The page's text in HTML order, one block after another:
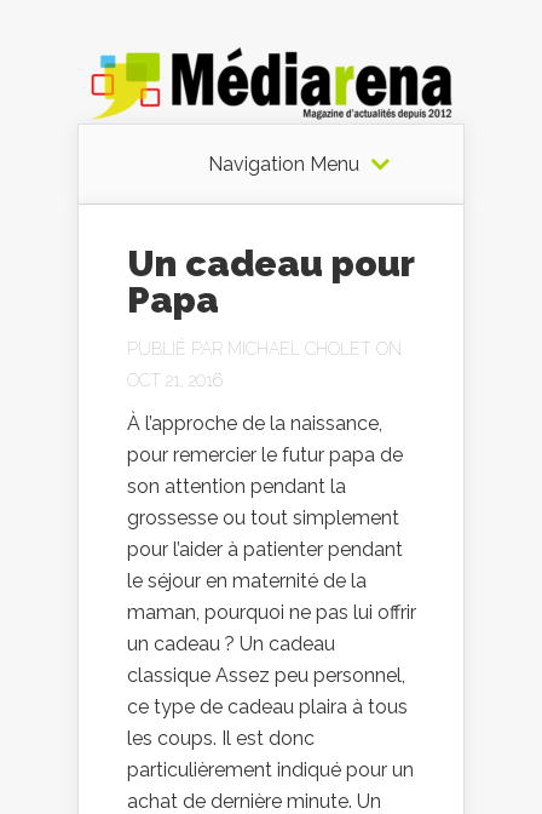
Navigation Menu
Un cadeau pour
Papa
PUBLIÉ PAR MICHAEL CHOLET ON
OCT 21, 2016
À l’approche de la naissance,
pour remercier le futur papa de
son attention pendant la
grossesse ou tout simplement
pour l’aider à patienter pendant
le séjour en maternité de la
maman, pourquoi ne pas lui offrir
un cadeau ? Un cadeau
classique Assez peu personnel,
ce type de cadeau plaira à tous
les coups. Il est donc
particulièrement indiqué pour un
achat de dernière minute. Un